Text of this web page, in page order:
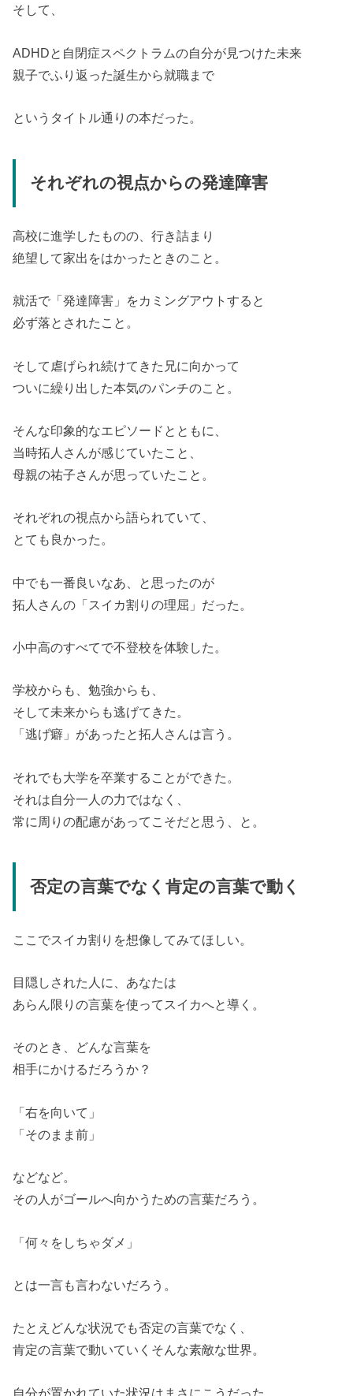
そして、
ADHDと自閉症スペクトラムの自分が見つけた未来
親子でふり返った誕生から就職まで
というタイトル通りの本だった。
それぞれの視点からの発達障害
高校に進学したものの、行き詰まり
絶望して家出をはかったときのこと。
就活で「発達障害」をカミングアウトすると
必ず落とされたこと。
そして虐げられ続けてきた兄に向かって
ついに繰り出した本気のパンチのこと。
そんな印象的なエピソードとともに、
当時拓人さんが感じていたこと、
母親の祐子さんが思っていたこと。
それぞれの視点から語られていて、
とても良かった。
中でも一番良いなあ、と思ったのが
拓人さんの「スイカ割りの理屈」だった。
小中高のすべてで不登校を体験した。
学校からも、勉強からも、
そして未来からも逃げてきた。
「逃げ癖」があったと拓人さんは言う。
それでも大学を卒業することができた。
それは自分一人の力ではなく、
常に周りの配慮があってこそだと思う、と。
否定の言葉でなく肯定の言葉で動く
ここでスイカ割りを想像してみてほしい。
目隠しされた人に、あなたは
あらん限りの言葉を使ってスイカへと導く。
そのとき、どんな言葉を
相手にかけるだろうか？
「右を向いて」
「そのまま前」
などなど。
その人がゴールへ向かうための言葉だろう。
「何々をしちゃダメ」
とは一言も言わないだろう。
たとえどんな状況でも否定の言葉でなく、
肯定の言葉で動いていくそんな素敵な世界。
自分が置かれていた状況はまさにこうだった、